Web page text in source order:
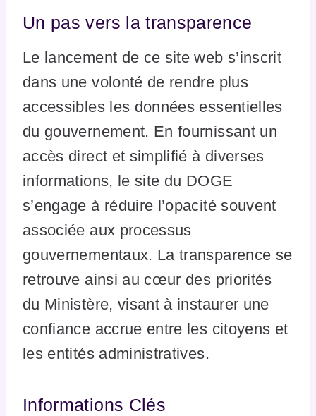
Un pas vers la transparence
Le lancement de ce site web s’inscrit
dans une volonté de rendre plus
accessibles les données essentielles
du gouvernement. En fournissant un
accès direct et simplifié à diverses
informations, le site du DOGE
s’engage à réduire l’opacité souvent
associée aux processus
gouvernementaux. La transparence se
retrouve ainsi au cœur des priorités
du Ministère, visant à instaurer une
confiance accrue entre les citoyens et
les entités administratives.
Informations Clés